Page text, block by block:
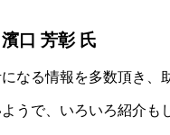
口 芳彰 氏
なる情報を多数頂き、
うで、いろいろ紹介も